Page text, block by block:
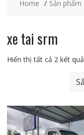
Home Sản phẩm
xe tai srm
Hiển thị tất cả 2 kết quả